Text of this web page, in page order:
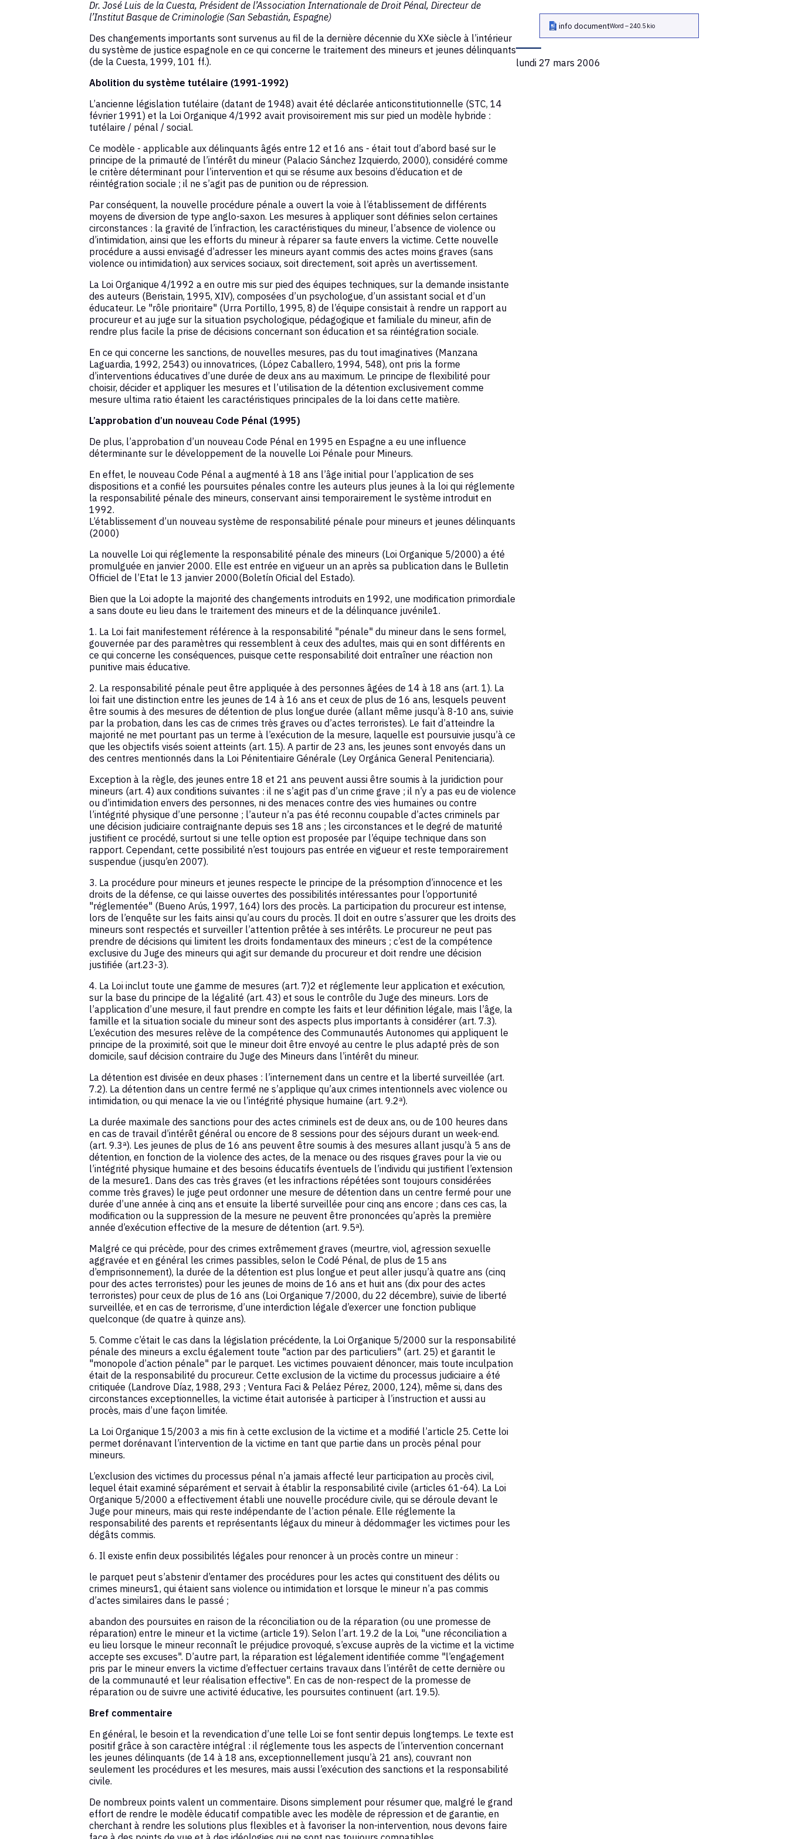
Archives
Livres et Revues
Dr. José Luis de la Cuesta, Président de l’Association Internationale de Droit Pénal, Directeur de
l’Institut Basque de Criminologie (San Sebastián, Espagne)
Des changements importants sont survenus au fil de la dernière décennie du XXe siècle à l’intérieur
du système de justice espagnole en ce qui concerne le traitement des mineurs et jeunes délinquants
(de la Cuesta, 1999, 101 ff.).
Abolition du système tutélaire (1991-1992)
L’ancienne législation tutélaire (datant de 1948) avait été déclarée anticonstitutionnelle (STC, 14
février 1991) et la Loi Organique 4/1992 avait provisoirement mis sur pied un modèle hybride :
tutélaire / pénal / social.
Ce modèle - applicable aux délinquants âgés entre 12 et 16 ans - était tout d’abord basé sur le
principe de la primauté de l’intérêt du mineur (Palacio Sánchez Izquierdo, 2000), considéré comme
le critère déterminant pour l’intervention et qui se résume aux besoins d’éducation et de
réintégration sociale ; il ne s’agit pas de punition ou de répression.
Par conséquent, la nouvelle procédure pénale a ouvert la voie à l’établissement de différents
moyens de diversion de type anglo-saxon. Les mesures à appliquer sont définies selon certaines
circonstances : la gravité de l’infraction, les caractéristiques du mineur, l’absence de violence ou
d’intimidation, ainsi que les efforts du mineur à réparer sa faute envers la victime. Cette nouvelle
procédure a aussi envisagé d’adresser les mineurs ayant commis des actes moins graves (sans
violence ou intimidation) aux services sociaux, soit directement, soit après un avertissement.
La Loi Organique 4/1992 a en outre mis sur pied des équipes techniques, sur la demande insistante
des auteurs (Beristain, 1995, XIV), composées d’un psychologue, d’un assistant social et d’un
éducateur. Le "rôle prioritaire" (Urra Portillo, 1995, 8) de l’équipe consistait à rendre un rapport au
procureur et au juge sur la situation psychologique, pédagogique et familiale du mineur, afin de
rendre plus facile la prise de décisions concernant son éducation et sa réintégration sociale.
En ce qui concerne les sanctions, de nouvelles mesures, pas du tout imaginatives (Manzana
Laguardia, 1992, 2543) ou innovatrices, (López Caballero, 1994, 548), ont pris la forme
d’interventions éducatives d’une durée de deux ans au maximum. Le principe de flexibilité pour
choisir, décider et appliquer les mesures et l’utilisation de la détention exclusivement comme
mesure ultima ratio étaient les caractéristiques principales de la loi dans cette matière.
L’approbation d’un nouveau Code Pénal (1995)
De plus, l’approbation d’un nouveau Code Pénal en 1995 en Espagne a eu une influence
déterminante sur le développement de la nouvelle Loi Pénale pour Mineurs.
En effet, le nouveau Code Pénal a augmenté à 18 ans l’âge initial pour l’application de ses
dispositions et a confié les poursuites pénales contre les auteurs plus jeunes à la loi qui réglemente
la responsabilité pénale des mineurs, conservant ainsi temporairement le système introduit en
1992.
L’établissement d’un nouveau système de responsabilité pénale pour mineurs et jeunes délinquants
(2000)
La nouvelle Loi qui réglemente la responsabilité pénale des mineurs (Loi Organique 5/2000) a été
promulguée en janvier 2000. Elle est entrée en vigueur un an après sa publication dans le Bulletin
Officiel de l’Etat le 13 janvier 2000(Boletín Oficial del Estado).
Bien que la Loi adopte la majorité des changements introduits en 1992, une modification primordiale
a sans doute eu lieu dans le traitement des mineurs et de la délinquance juvénile1.
1. La Loi fait manifestement référence à la responsabilité "pénale" du mineur dans le sens formel,
gouvernée par des paramètres qui ressemblent à ceux des adultes, mais qui en sont différents en
ce qui concerne les conséquences, puisque cette responsabilité doit entraîner une réaction non
punitive mais éducative.
2. La responsabilité pénale peut être appliquée à des personnes âgées de 14 à 18 ans (art. 1). La
loi fait une distinction entre les jeunes de 14 à 16 ans et ceux de plus de 16 ans, lesquels peuvent
être soumis à des mesures de détention de plus longue durée (allant même jusqu’à 8-10 ans, suivie
par la probation, dans les cas de crimes très graves ou d’actes terroristes). Le fait d’atteindre la
majorité ne met pourtant pas un terme à l’exécution de la mesure, laquelle est poursuivie jusqu’à ce
que les objectifs visés soient atteints (art. 15). A partir de 23 ans, les jeunes sont envoyés dans un
des centres mentionnés dans la Loi Pénitentiaire Générale (Ley Orgánica General Penitenciaria).
Exception à la règle, des jeunes entre 18 et 21 ans peuvent aussi être soumis à la juridiction pour
mineurs (art. 4) aux conditions suivantes : il ne s’agit pas d’un crime grave ; il n’y a pas eu de violence
ou d’intimidation envers des personnes, ni des menaces contre des vies humaines ou contre
l’intégrité physique d’une personne ; l’auteur n’a pas été reconnu coupable d’actes criminels par
une décision judiciaire contraignante depuis ses 18 ans ; les circonstances et le degré de maturité
justifient ce procédé, surtout si une telle option est proposée par l’équipe technique dans son
rapport. Cependant, cette possibilité n’est toujours pas entrée en vigueur et reste temporairement
suspendue (jusqu’en 2007).
3. La procédure pour mineurs et jeunes respecte le principe de la présomption d’innocence et les
droits de la défense, ce qui laisse ouvertes des possibilités intéressantes pour l’opportunité
"réglementée" (Bueno Arús, 1997, 164) lors des procès. La participation du procureur est intense,
lors de l’enquête sur les faits ainsi qu’au cours du procès. Il doit en outre s’assurer que les droits des
mineurs sont respectés et surveiller l’attention prêtée à ses intérêts. Le procureur ne peut pas
prendre de décisions qui limitent les droits fondamentaux des mineurs ; c’est de la compétence
exclusive du Juge des mineurs qui agit sur demande du procureur et doit rendre une décision
justifiée (art.23-3).
4. La Loi inclut toute une gamme de mesures (art. 7)2 et réglemente leur application et exécution,
sur la base du principe de la légalité (art. 43) et sous le contrôle du Juge des mineurs. Lors de
l’application d’une mesure, il faut prendre en compte les faits et leur définition légale, mais l’âge, la
famille et la situation sociale du mineur sont des aspects plus importants à considérer (art. 7.3).
L’exécution des mesures relève de la compétence des Communautés Autonomes qui appliquent le
principe de la proximité, soit que le mineur doit être envoyé au centre le plus adapté près de son
domicile, sauf décision contraire du Juge des Mineurs dans l’intérêt du mineur.
La détention est divisée en deux phases : l’internement dans un centre et la liberté surveillée (art.
7.2). La détention dans un centre fermé ne s’applique qu’aux crimes intentionnels avec violence ou
intimidation, ou qui menace la vie ou l’intégrité physique humaine (art. 9.2ª).
La durée maximale des sanctions pour des actes criminels est de deux ans, ou de 100 heures dans
en cas de travail d’intérêt général ou encore de 8 sessions pour des séjours durant un week-end.
(art. 9.3ª). Les jeunes de plus de 16 ans peuvent être soumis à des mesures allant jusqu’à 5 ans de
détention, en fonction de la violence des actes, de la menace ou des risques graves pour la vie ou
l’intégrité physique humaine et des besoins éducatifs éventuels de l’individu qui justifient l’extension
de la mesure1. Dans des cas très graves (et les infractions répétées sont toujours considérées
comme très graves) le juge peut ordonner une mesure de détention dans un centre fermé pour une
durée d’une année à cinq ans et ensuite la liberté surveillée pour cinq ans encore ; dans ces cas, la
modification ou la suppression de la mesure ne peuvent être prononcées qu’après la première
année d’exécution effective de la mesure de détention (art. 9.5ª).
Malgré ce qui précède, pour des crimes extrêmement graves (meurtre, viol, agression sexuelle
aggravée et en général les crimes passibles, selon le Codé Pénal, de plus de 15 ans
d’emprisonnement), la durée de la détention est plus longue et peut aller jusqu’à quatre ans (cinq
pour des actes terroristes) pour les jeunes de moins de 16 ans et huit ans (dix pour des actes
terroristes) pour ceux de plus de 16 ans (Loi Organique 7/2000, du 22 décembre), suivie de liberté
surveillée, et en cas de terrorisme, d’une interdiction légale d’exercer une fonction publique
quelconque (de quatre à quinze ans).
5. Comme c’était le cas dans la législation précédente, la Loi Organique 5/2000 sur la responsabilité
pénale des mineurs a exclu également toute "action par des particuliers" (art. 25) et garantit le
"monopole d’action pénale" par le parquet. Les victimes pouvaient dénoncer, mais toute inculpation
était de la responsabilité du procureur. Cette exclusion de la victime du processus judiciaire a été
critiquée (Landrove Díaz, 1988, 293 ; Ventura Faci & Peláez Pérez, 2000, 124), même si, dans des
circonstances exceptionnelles, la victime était autorisée à participer à l’instruction et aussi au
procès, mais d’une façon limitée.
La Loi Organique 15/2003 a mis fin à cette exclusion de la victime et a modifié l’article 25. Cette loi
permet dorénavant l’intervention de la victime en tant que partie dans un procès pénal pour
mineurs.
L’exclusion des victimes du processus pénal n’a jamais affecté leur participation au procès civil,
lequel était examiné séparément et servait à établir la responsabilité civile (articles 61-64). La Loi
Organique 5/2000 a effectivement établi une nouvelle procédure civile, qui se déroule devant le
Juge pour mineurs, mais qui reste indépendante de l’action pénale. Elle réglemente la
responsabilité des parents et représentants légaux du mineur à dédommager les victimes pour les
dégâts commis.
6. Il existe enfin deux possibilités légales pour renoncer à un procès contre un mineur :
le parquet peut s’abstenir d’entamer des procédures pour les actes qui constituent des délits ou
crimes mineurs1, qui étaient sans violence ou intimidation et lorsque le mineur n’a pas commis
d’actes similaires dans le passé ;
abandon des poursuites en raison de la réconciliation ou de la réparation (ou une promesse de
réparation) entre le mineur et la victime (article 19). Selon l’art. 19.2 de la Loi, "une réconciliation a
eu lieu lorsque le mineur reconnaît le préjudice provoqué, s’excuse auprès de la victime et la victime
accepte ses excuses". D’autre part, la réparation est légalement identifiée comme "l’engagement
pris par le mineur envers la victime d’effectuer certains travaux dans l’intérêt de cette dernière ou
de la communauté et leur réalisation effective". En cas de non-respect de la promesse de
réparation ou de suivre une activité éducative, les poursuites continuent (art. 19.5).
Bref commentaire
En général, le besoin et la revendication d’une telle Loi se font sentir depuis longtemps. Le texte est
positif grâce à son caractère intégral : il réglemente tous les aspects de l’intervention concernant
les jeunes délinquants (de 14 à 18 ans, exceptionnellement jusqu’à 21 ans), couvrant non
seulement les procédures et les mesures, mais aussi l’exécution des sanctions et la responsabilité
civile.
De nombreux points valent un commentaire. Disons simplement pour résumer que, malgré le grand
effort de rendre le modèle éducatif compatible avec les modèle de répression et de garantie, en
cherchant à rendre les solutions plus flexibles et à favoriser la non-intervention, nous devons faire
info documentWord – 240.5 kio
lundi 27 mars 2006